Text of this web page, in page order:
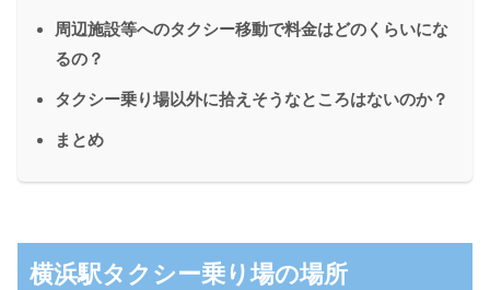
周辺施設等へのタクシー移動で料金はどのくらいにな
るの？
タクシー乗り場以外に拾えそうなところはないのか？
まとめ
横浜駅タクシー乗り場の場所